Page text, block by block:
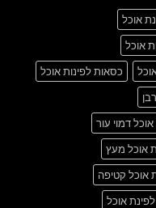
אוכל
אוכל
כסאות לפינות אוכל
דמוי עור
אוכל מעץ
אוכל קטיפה
אוכל